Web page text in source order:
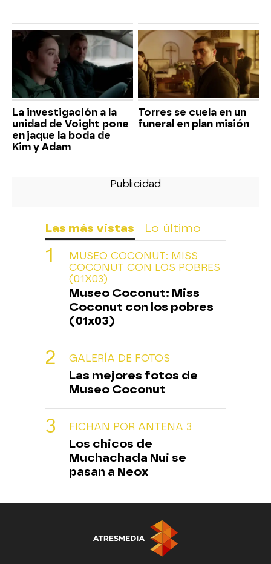
La investigación a la
unidad de Voight pone
en jaque la boda de
Kim y Adam
Torres se cuela en un
funeral en plan misión
Las más vistas Lo último
MUSEO COCONUT: MISS
COCONUT CON LOS POBRES
(01X03)
Museo Coconut: Miss
Coconut con los pobres
(01x03)
GALERÍA DE FOTOS
Las mejores fotos de
Museo Coconut
FICHAN POR ANTENA 3
Los chicos de
Muchachada Nui se
pasan a Neox